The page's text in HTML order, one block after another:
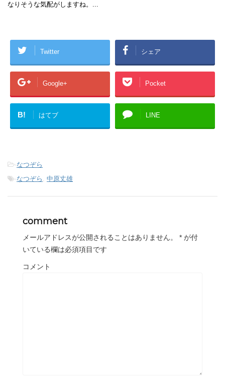
なりそうな気配がしますね。...
Twitter シェア
Google+ Pocket
B! はてブ LINE
-なつぞら
-なつぞら 中原丈雄
comment
メールアドレスが公開されることはありません。 * が付
いている欄は必須項目です
コメント